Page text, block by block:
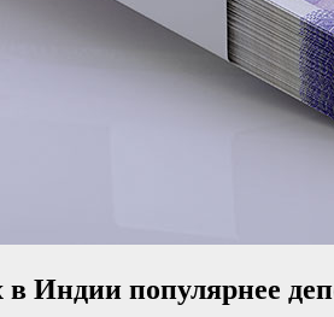
Индии популярнее